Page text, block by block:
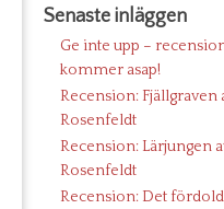
Senaste inläggen
Ge inte upp –
kommer asap!
Recension:
Rosenfeldt
Recension: Lärjungen
Rosenfeldt
Recension: Det